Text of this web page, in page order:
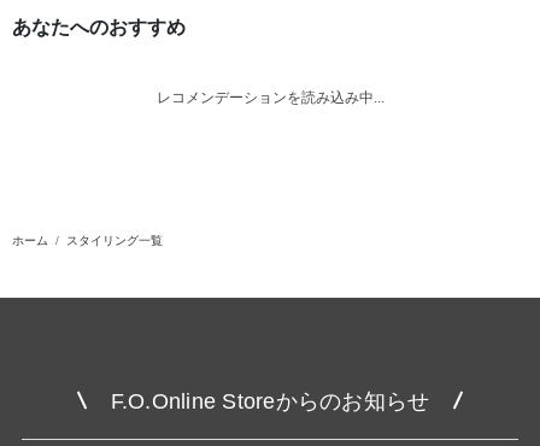
あなたへのおすすめ
レコメンデーションを読み込み中...
ホーム スタイリング一覧
F.O.Online Storeからのお知らせ